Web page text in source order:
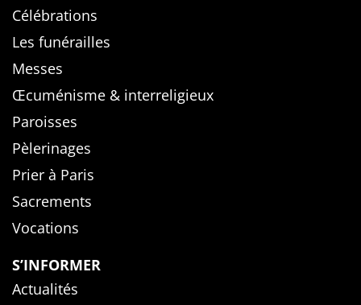
Célébrations
Les funérailles
Messes
Œcuménisme & interreligieux
Paroisses
Pèlerinages
Prier à Paris
Sacrements
Vocations
S’INFORMER
Actualités